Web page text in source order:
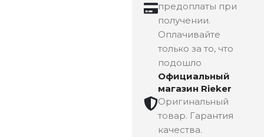
предоплаты при
получении.
Оплачивайте
только за то, что
подошло
Официальный
магазин Rieker
Оригинальный
товар. Гарантия
качества.